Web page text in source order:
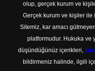
olup, gerçek kurum ve
Gerçek kurum ve kişiler
Sitemiz, kar amacı
platformudur. Hukuka ve
düşündüğünüz içerikleri,
bildirmeniz halinde, ilgili